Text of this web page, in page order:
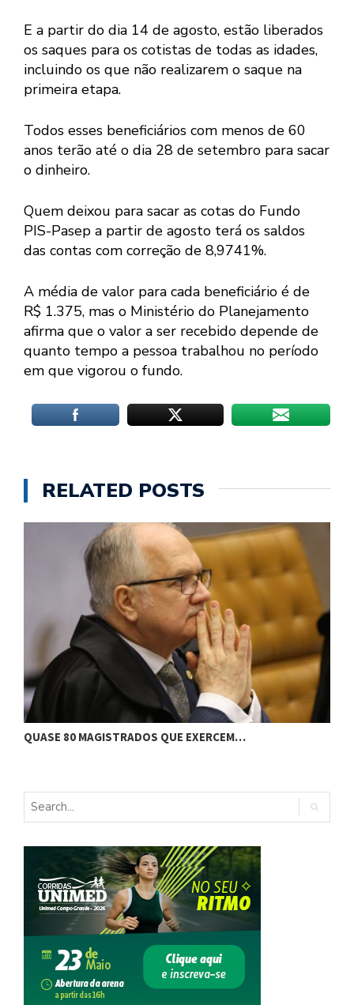
E a partir do dia 14 de agosto, estão liberados
os saques para os cotistas de todas as idades,
incluindo os que não realizarem o saque na
primeira etapa.
Todos esses beneficiários com menos de 60
anos terão até o dia 28 de setembro para sacar
o dinheiro.
Quem deixou para sacar as cotas do Fundo
PIS-Pasep a partir de agosto terá os saldos
das contas com correção de 8,9741%.
A média de valor para cada beneficiário é de
R$ 1.375, mas o Ministério do Planejamento
afirma que o valor a ser recebido depende de
quanto tempo a pessoa trabalhou no período
em que vigorou o fundo.
RELATED POSTS
QUASE 80 MAGISTRADOS QUE EXERCEM…